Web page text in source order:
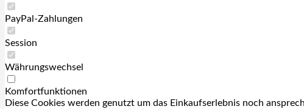
PayPal-Zahlungen
Session
Währungswechsel
Komfortfunktionen
Diese Cookies werden genutzt um das Einkaufserlebnis noch